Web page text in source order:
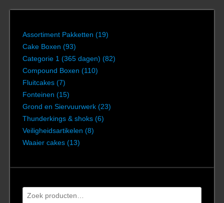
Assortiment Pakketten (19)
Cake Boxen (93)
Categorie 1 (365 dagen) (82)
Compound Boxen (110)
Fluitcakes (7)
Fonteinen (15)
Grond en Siervuurwerk (23)
Thunderkings & shoks (6)
Veiligheidsartikelen (8)
Waaier cakes (13)
Zoeken